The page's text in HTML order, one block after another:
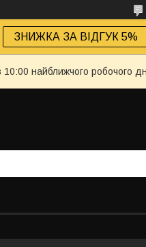
ЗНИЖКА ЗА ВІДГУК 5%
10:00 найближчого робочого